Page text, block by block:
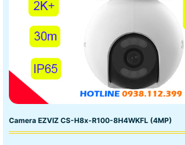
Camera EZVIZ CS-H8x-R100-8H4WKFL (4MP)